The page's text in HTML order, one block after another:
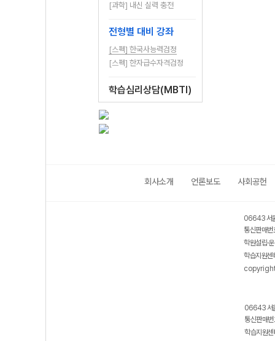
[과학] 내신 실력 충전
전형별 대비 강좌
[스펙] 한국사능력검정
[스펙] 한자급수자격검정
학습심리상담(MBTI)
회사소개 언론보도 사회공헌
06643 서
통신판매
학원설립·
학습지원
06643 서
통신판매
학습지원